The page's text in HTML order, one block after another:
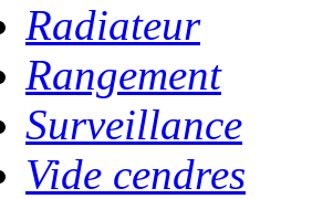
Radiateur
Rangement
Surveillance
Vide cendres